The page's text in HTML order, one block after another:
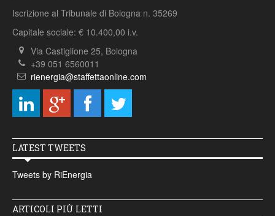
Iscrizione al Tribunale di Bologna n. 35269
Capitale sociale: € 10.400,00 i.v.
Via Castiglione 25, Bologna
+39 051 6560011
rienergia@staffettaonline.com
LATEST TWEETS
Tweets by RiEnergia
ARTICOLI PIÙ LETTI